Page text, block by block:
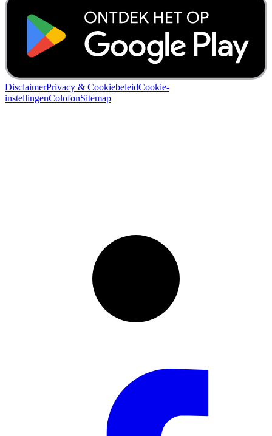
DisclaimerPrivacy & CookiebeleidCookie-
instellingenColofonSitemap